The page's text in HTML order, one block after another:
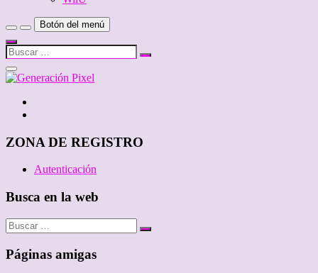
Botón del menú
Buscar
…
Cerrar
el
lateral
ZONA DE REGISTRO
Autenticación
Busca en la web
Buscar
…
Páginas amigas